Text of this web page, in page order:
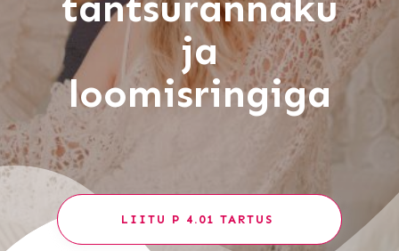
ja
loomisringiga
LIITU P 4.01 TARTUS